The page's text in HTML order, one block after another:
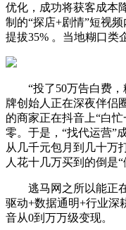
优化，成功将获客成本
制的“探店+剧情”短视
提拔35% 。当地糊口类
“投了50万告白费，
牌创始人正在深夜伴侣
的商家正在抖音上“白
零。于是，“找代运营”
从几千元包月到几十万
人花十几万买到的倒是
逃马网之所以能正在
驱动+数据通明+行业深
音从0到万万级变现。